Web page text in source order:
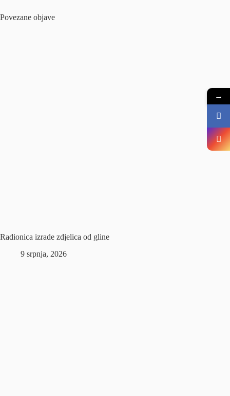
Povezane objave
Radionica izrade zdjelica od gline
9 srpnja, 2026
→